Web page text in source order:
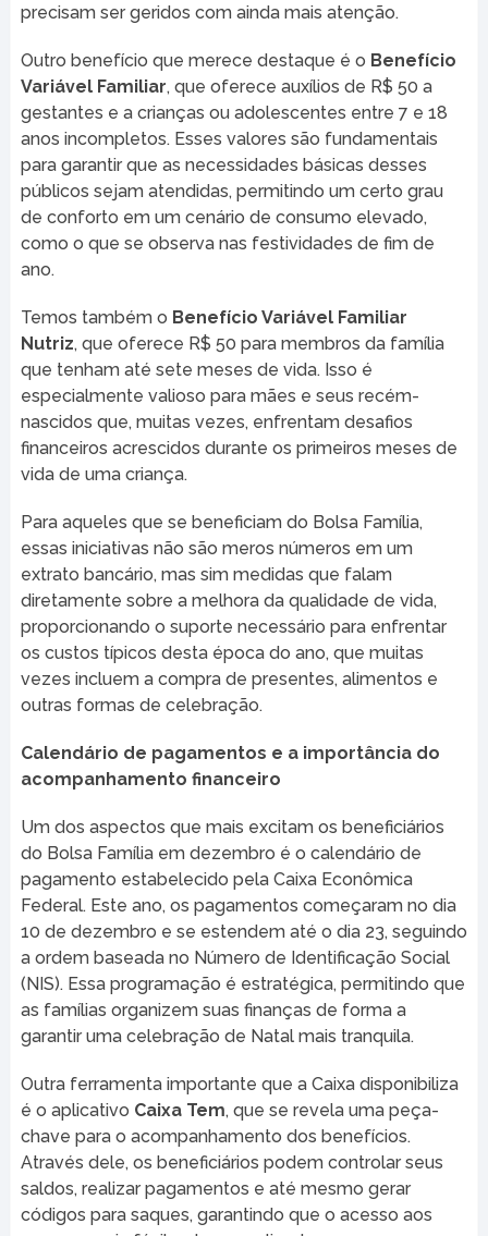
precisam ser geridos com ainda mais atenção.
Outro benefício que merece destaque é o Benefício
Variável Familiar, que oferece auxílios de R$ 50 a
gestantes e a crianças ou adolescentes entre 7 e 18
anos incompletos. Esses valores são fundamentais
para garantir que as necessidades básicas desses
públicos sejam atendidas, permitindo um certo grau
de conforto em um cenário de consumo elevado,
como o que se observa nas festividades de fim de
ano.
Temos também o Benefício Variável Familiar
Nutriz, que oferece R$ 50 para membros da família
que tenham até sete meses de vida. Isso é
especialmente valioso para mães e seus recém-
nascidos que, muitas vezes, enfrentam desafios
financeiros acrescidos durante os primeiros meses de
vida de uma criança.
Para aqueles que se beneficiam do Bolsa Família,
essas iniciativas não são meros números em um
extrato bancário, mas sim medidas que falam
diretamente sobre a melhora da qualidade de vida,
proporcionando o suporte necessário para enfrentar
os custos típicos desta época do ano, que muitas
vezes incluem a compra de presentes, alimentos e
outras formas de celebração.
Calendário de pagamentos e a importância do
acompanhamento financeiro
Um dos aspectos que mais excitam os beneficiários
do Bolsa Família em dezembro é o calendário de
pagamento estabelecido pela Caixa Econômica
Federal. Este ano, os pagamentos começaram no dia
10 de dezembro e se estendem até o dia 23, seguindo
a ordem baseada no Número de Identificação Social
(NIS). Essa programação é estratégica, permitindo que
as famílias organizem suas finanças de forma a
garantir uma celebração de Natal mais tranquila.
Outra ferramenta importante que a Caixa disponibiliza
é o aplicativo Caixa Tem, que se revela uma peça-
chave para o acompanhamento dos benefícios.
Através dele, os beneficiários podem controlar seus
saldos, realizar pagamentos e até mesmo gerar
códigos para saques, garantindo que o acesso aos